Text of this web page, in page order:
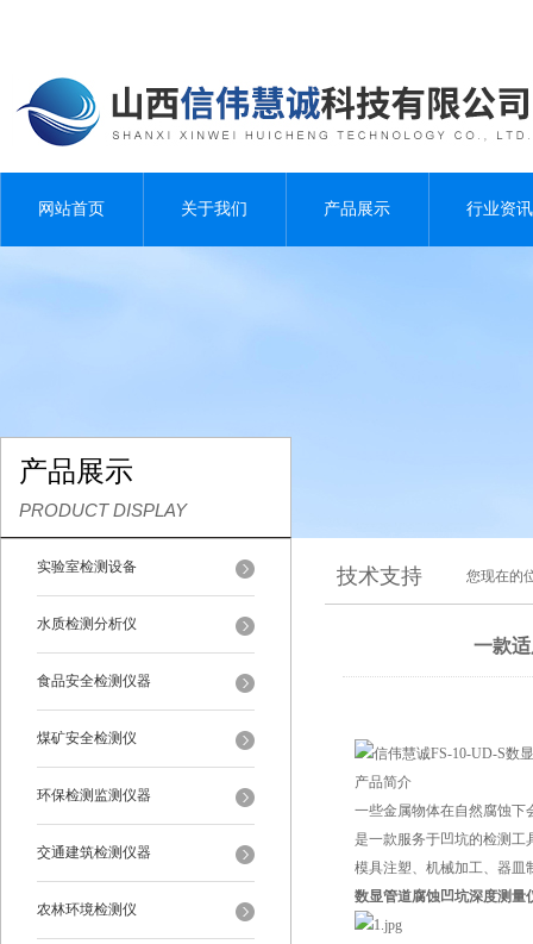
网站首页 关于我们 产品展示 行业资讯
产品展示
PRODUCT DISPLAY
实验室检测设备
水质检测分析仪
食品安全检测仪器
煤矿安全检测仪
环保检测监测仪器
交通建筑检测仪器
农林环境检测仪
技术支持 您现在的
一款
产品简介
一些金属物体在自然腐蚀下
是一款服务于凹坑的检测工
模具注塑、机械加工、器皿
数显管道腐蚀凹坑深度测量